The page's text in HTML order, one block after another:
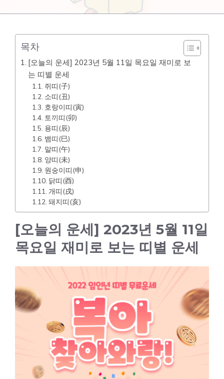
목차
[오늘의 운세] 2023년 5월 11일 목요일 재미로 보
는 띠별 운세
쥐띠(子)
소띠(丑)
호랑이띠(寅)
토끼띠(卯)
용띠(辰)
뱀띠(巳)
말띠(午)
양띠(未)
원숭이띠(申)
닭띠(酉)
개띠(戌)
돼지띠(亥)
[오늘의 운세] 2023년 5월 11일
목요일 재미로 보는 띠별 운세